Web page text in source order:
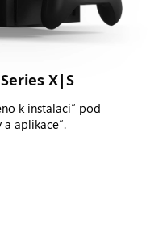
X|S
k instalaci“ pod
aplikace“.